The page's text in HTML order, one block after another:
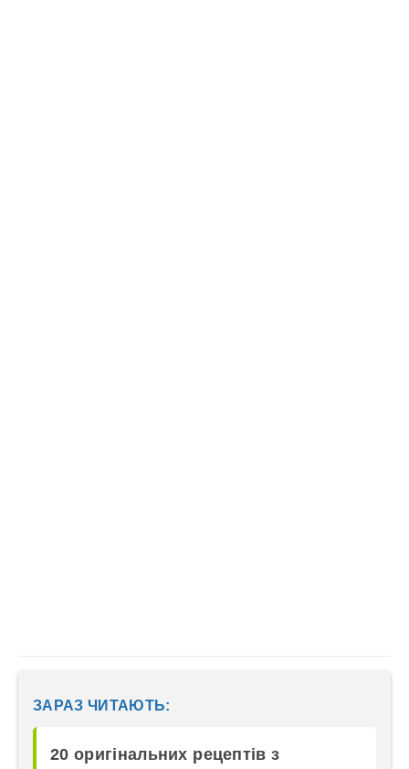
ЗАРАЗ ЧИТАЮТЬ:
20 оригінальних рецептів з